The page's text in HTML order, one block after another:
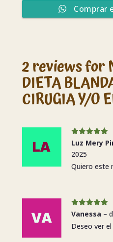
Comprar
2 reviews for
DIETA
CIRUGIA Y/O
Valorado en
5de 5
Luz Mery
2025
Quiero este
Valorado en
5 de 5
Vanessa –
Deseo ver